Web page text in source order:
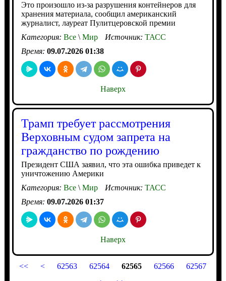
Это произошло из-за разрушения контейнеров для
хранения материала, сообщил американский
журналист, лауреат Пулитцеровской премии
Категория: Все\Мир Источник: ТАСС
Время: 09.07.2026 01:38
Наверх
Трамп требует рассмотрения
Верховным судом запрета на
гражданство по рождению
Президент США заявил, что эта ошибка приведет к
уничтожению Америки
Категория: Все\Мир Источник: ТАСС
Время: 09.07.2026 01:37
Наверх
<< < 62563 62564 62565 62566
62567